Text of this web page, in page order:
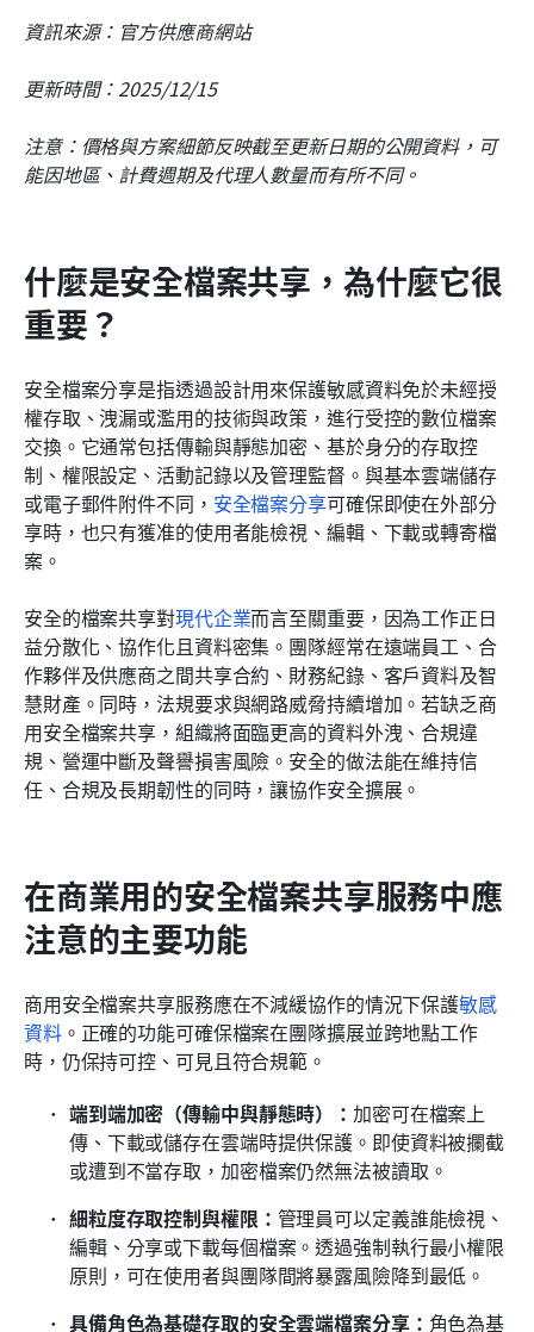
資訊來源：官方供應商網站
更新時間：2025/12/15
注意：價格與方案細節反映截至更新日期的公開資料，可
能因地區、計費週期及代理人數量而有所不同。
什麼是安全檔案共享，為什麼它很
重要？
安全檔案分享是指透過設計用來保護敏感資料免於未經授
權存取、洩漏或濫用的技術與政策，進行受控的數位檔案
交換。它通常包括傳輸與靜態加密、基於身分的存取控
制、權限設定、活動記錄以及管理監督。與基本雲端儲存
或電子郵件附件不同， 安全檔案分享可確保即使在外部分
享時，也只有獲准的使用者能檢視、編輯、下載或轉寄檔
案。
安全的檔案共享對現代企業而言至關重要，因為工作正日
益分散化、協作化且資料密集。團隊經常在遠端員工、合
作夥伴及供應商之間共享合約、財務紀錄、客戶資料及智
慧財產。同時，法規要求與網路威脅持續增加。若缺乏商
用安全檔案共享，組織將面臨更高的資料外洩、合規違
規、營運中斷及聲譽損害風險。安全的做法能在維持信
任、合規及長期韌性的同時，讓協作安全擴展。
在商業用的安全檔案共享服務中應
注意的主要功能
商用安全檔案共享服務應在不減緩協作的情況下保護敏感
資料。正確的功能可確保檔案在團隊擴展並跨地點工作
時，仍保持可控、可見且符合規範。
端到端加密（傳輸中與靜態時）： 加密可在檔案上
傳、下載或儲存在雲端時提供保護。即使資料被攔截
或遭到不當存取，加密檔案仍然無法被讀取。
細粒度存取控制與權限： 管理員可以定義誰能檢視、
編輯、分享或下載每個檔案。透過強制執行最小權限
原則，可在使用者與團隊間將暴露風險降到最低。
具備角色為基礎存取的安全雲端檔案分享： 角色為基